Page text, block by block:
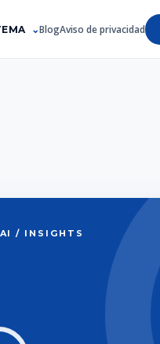
BlogAviso de privacidad
/ INSIGHTS